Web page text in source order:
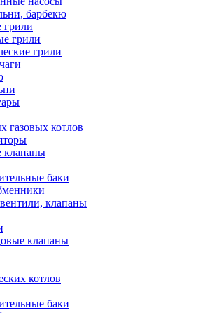
барбекю
грили
грили
грили
газовых котлов
клапаны
баки
клапаны
клапаны
котлов
баки